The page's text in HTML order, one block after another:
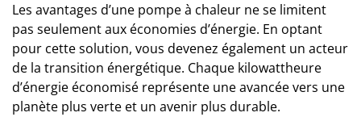
Les avantages d’une pompe à chaleur ne se limitent
pas seulement aux économies d’énergie. En optant
pour cette solution, vous devenez également un acteur
de la transition énergétique. Chaque kilowattheure
d’énergie économisé représente une avancée vers une
planète plus verte et un avenir plus durable.